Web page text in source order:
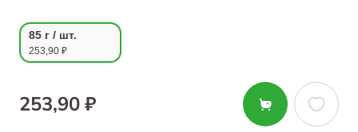
85 г / шт.
253,90 ₽
253,90 ₽